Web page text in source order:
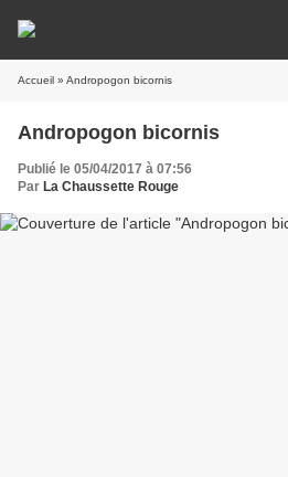
Accueil » Andropogon bicornis
Andropogon bicornis
Publié le 05/04/2017 à 07:56
Par La Chaussette Rouge